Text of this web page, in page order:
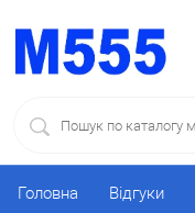
Головна Відгуки